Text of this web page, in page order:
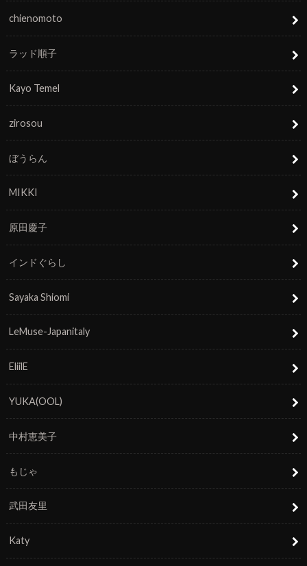
chienomoto
ラッド順子
Kayo Temel
zirosou
ぼうらん
MIKKI
原田慶子
インドぐらし
Sayaka Shiomi
LeMuse-Japanitaly
EliilE
YUKA(OOL)
中村恵美子
もじゃ
武田友里
Katy